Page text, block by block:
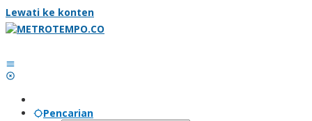
Lewati ke konten
Pencarian